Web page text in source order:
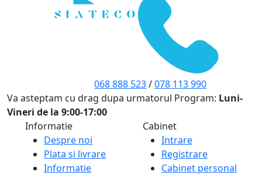
068 888 523/078 113 990
Va asteptam cu drag dupa urmatorul Program: Luni-
Vineri de la 9:00-17:00
Informatie
Despre noi
Plata si livrare
Informatie
Cabinet
Intrare
Registrare
Cabinet personal